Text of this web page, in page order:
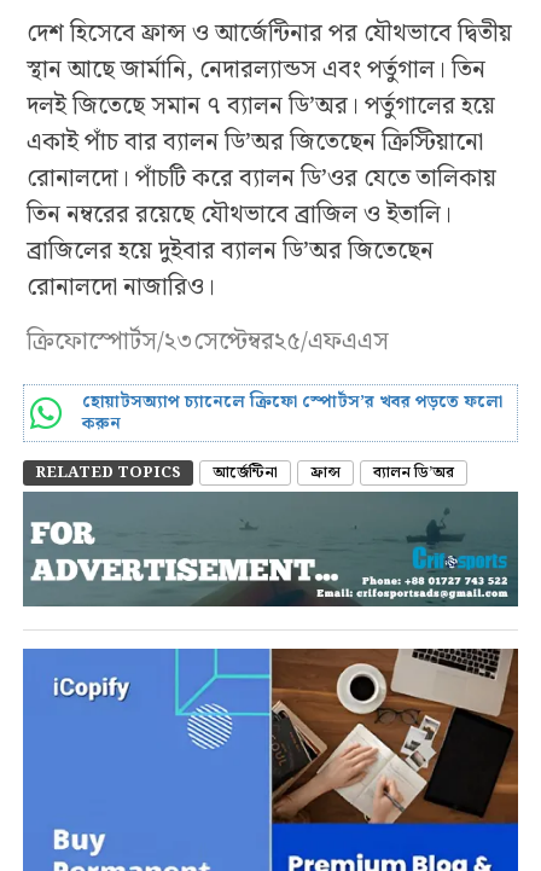
দেশ হিসেবে ফ্রান্স ও আর্জেন্টিনার পর যৌথভাবে দ্বিতীয়
স্থান আছে জার্মানি, নেদারল্যান্ডস এবং পর্তুগাল। তিন
দলই জিতেছে সমান ৭ ব্যালন ডি’অর। পর্তুগালের হয়ে
একাই পাঁচ বার ব্যালন ডি’অর জিতেছেন ক্রিস্টিয়ানো
রোনালদো। পাঁচটি করে ব্যালন ডি’ওর যেতে তালিকায়
তিন নম্বরের রয়েছে যৌথভাবে ব্রাজিল ও ইতালি।
ব্রাজিলের হয়ে দুইবার ব্যালন ডি’অর জিতেছেন
রোনালদো নাজারিও।
ক্রিফোস্পোর্টস/২৩সেপ্টেম্বর২৫/এফএএস
হোয়াটসঅ্যাপ চ্যানেলে ক্রিফো স্পোর্টস’র খবর পড়তে ফলো
করুন
RELATED TOPICS আর্জেন্টিনা ফ্রান্স ব্যালন ডি’অর